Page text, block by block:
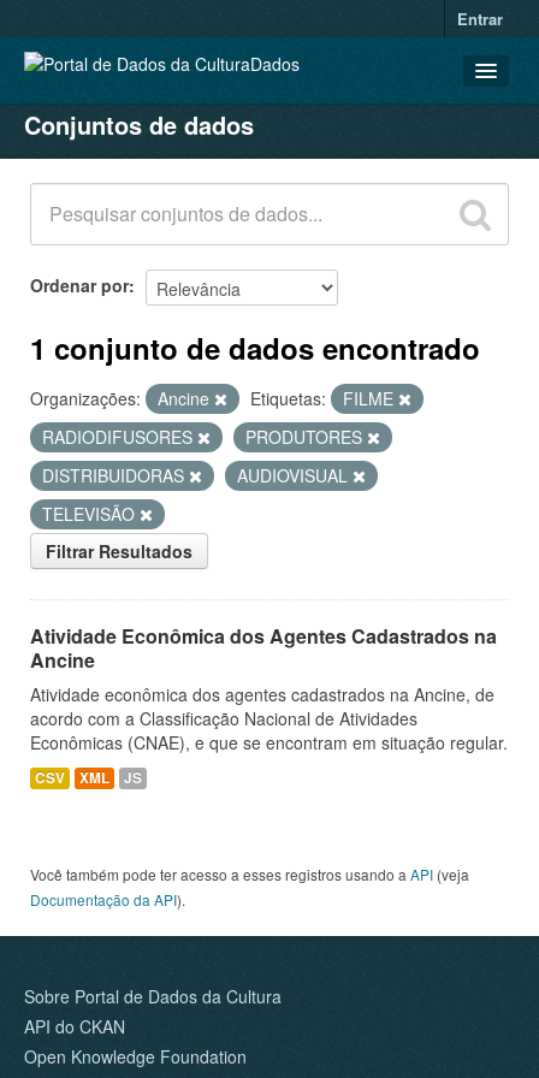
Entrar
CONJUNTOS DE DADOS
ORGANIZAÇÕES
GRUPOS
SOBRE
Conjuntos de dados
Ordenar por
1 conjunto de dados encontrado
Organizações: Ancine Etiquetas:
FILME
RADIODIFUSORES
PRODUTORES
DISTRIBUIDORAS
AUDIOVISUAL
TELEVISÃO
Filtrar Resultados
Atividade Econômica dos Agentes Cadastrados na
Ancine
Atividade econômica dos agentes cadastrados na Ancine, de
acordo com a Classificação Nacional de Atividades
Econômicas (CNAE), e que se encontram em situação regular.
CSV XML JS
Você também pode ter acesso a esses registros usando a API (veja
Documentação da API).
Sobre Portal de Dados da Cultura
API do CKAN
Open Knowledge Foundation